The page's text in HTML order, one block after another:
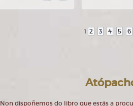
1 2 3 4 5 6
Non dispoñemos do libro que estás a